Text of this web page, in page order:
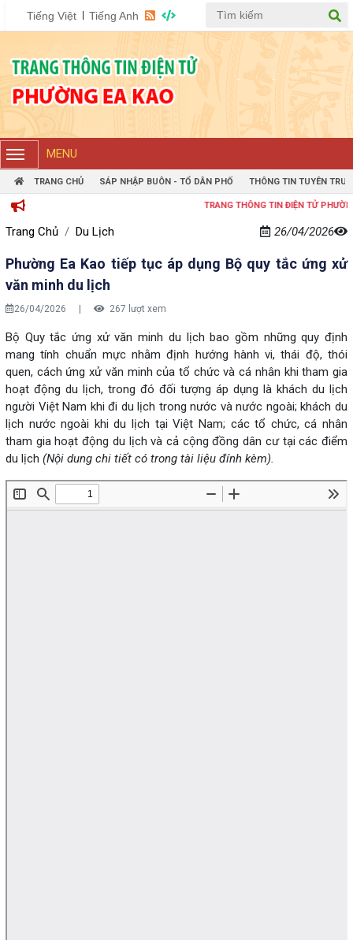
Tiếng Việt Tiếng Anh
MENU
TRANG CHỦ SÁP NHẬP BUÔN - TỔ DÂN PHỐ THÔNG TIN TUYÊN
TRANG THÔNG TIN ĐIỆN TỬ PHƯỜNG
Trang Chủ Du Lịch 26/04/2026
Phường Ea Kao tiếp tục áp dụng Bộ quy tắc ứng xử
văn minh du lịch
26/04/2026 267 lượt xem
Bộ Quy tắc ứng xử văn minh du lịch bao gồm những quy định
mang tính chuẩn mực nhằm định hướng hành vi, thái độ, thói
quen, cách ứng xử văn minh của tổ chức và cá nhân khi tham gia
hoạt động du lịch, trong đó đối tượng áp dụng là khách du lịch
người Việt Nam khi đi du lịch trong nước và nước ngoài; khách du
lịch nước ngoài khi du lịch tại Việt Nam; các tổ chức, cá nhân
tham gia hoạt động du lịch và cả cộng đồng dân cư tại các điểm
du lịch (Nội dung chi tiết có trong tài liệu đính kèm).